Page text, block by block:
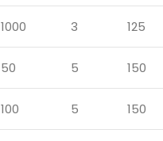
1000 3 125
50 5 150
100 5 150